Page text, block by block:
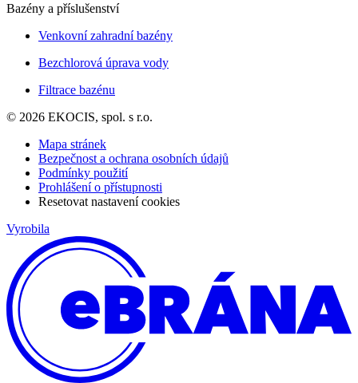
Bazény a příslušenství
Venkovní zahradní bazény
Bezchlorová úprava vody
Filtrace bazénu
© 2026 EKOCIS, spol. s r.o.
Mapa stránek
Bezpečnost a ochrana osobních údajů
Podmínky použití
Prohlášení o přístupnosti
Resetovat nastavení cookies
Vyrobila